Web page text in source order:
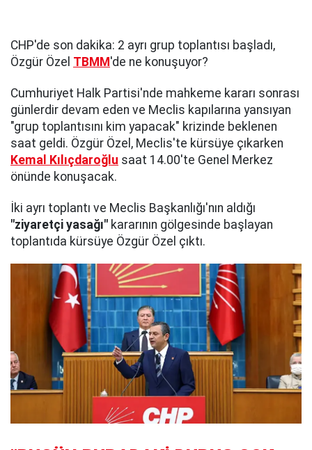
CHP'de son dakika: 2 ayrı grup toplantısı başladı,
Özgür Özel TBMM 'de ne konuşuyor?
Cumhuriyet Halk Partisi'nde mahkeme kararı sonrası
günlerdir devam eden ve Meclis kapılarına yansıyan
"grup toplantısını kim yapacak" krizinde beklenen
saat geldi. Özgür Özel, Meclis'te kürsüye çıkarken
Kemal Kılıçdaroğlu saat 14.00'te Genel Merkez
önünde konuşacak.
İki ayrı toplantı ve Meclis Başkanlığı'nın aldığı
"ziyaretçi yasağı" kararının gölgesinde başlayan
toplantıda kürsüye Özgür Özel çıktı.